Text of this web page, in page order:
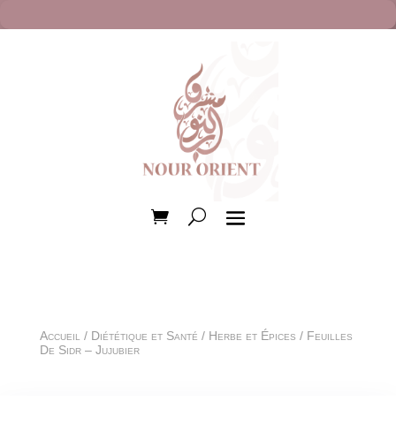
Accueil / Diététique et Santé / Herbe et Épices / Feuilles
De Sidr – Jujubier